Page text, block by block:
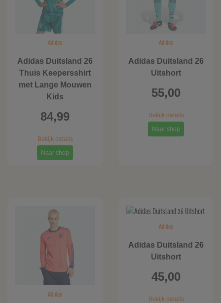
Adidas
Adidas Duitsland 26
Thuis Keepersshirt
met Lange Mouwen
Kids
84,99
Bekijk details
Naar shop
Adidas
Adidas Duitsland 26
Uitshort
55,00
Bekijk details
Naar shop
Adidas
Adidas
Adidas Duitsland 26
Uitshort
45,00
Bekijk details